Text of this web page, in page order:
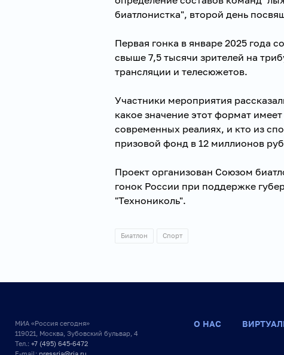
биатлонистка", второй день
Первая гонка в январе 2025 года
свыше 7,5 тысячи зрителей на
трансляции и телесюжетов.
Участники мероприятия
какое значение этот формат
современных реалиях, и кто из
призовой фонд в 12 миллионов
Проект организован Союзом
гонок России при поддержке
"Технониколь".
Биатлон Спорт
О НАС
МИА «Россия сегодня»
119021, Москва, Зубовский бульвар, 4
Тел.: +7 (495) 645-6472